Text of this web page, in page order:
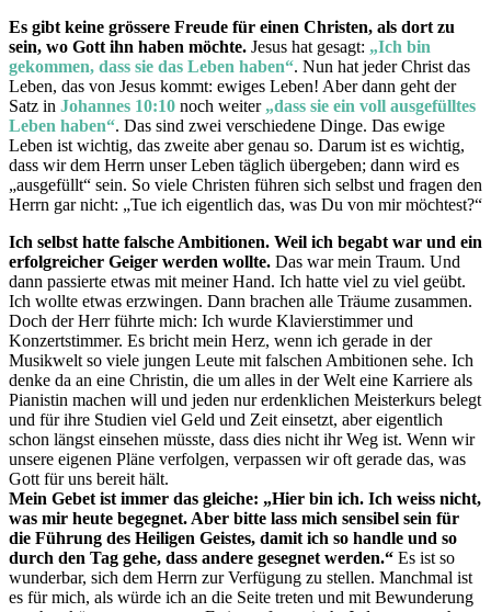
Es gibt keine grössere Freude für einen Christen, als dort zu
sein, wo Gott ihn haben möchte. Jesus hat gesagt: „Ich bin
gekommen, dass sie das Leben haben“. Nun hat jeder Christ das
Leben, das von Jesus kommt: ewiges Leben! Aber dann geht der
Satz in Johannes 10:10 noch weiter „dass sie ein voll ausgefülltes
Leben haben“. Das sind zwei verschiedene Dinge. Das ewige
Leben ist wichtig, das zweite aber genau so. Darum ist es wichtig,
dass wir dem Herrn unser Leben täglich übergeben; dann wird es
„ausgefüllt“ sein. So viele Christen führen sich selbst und fragen den
Herrn gar nicht: „Tue ich eigentlich das, was Du von mir möchtest?“
Ich selbst hatte falsche Ambitionen. Weil ich begabt war und ein
erfolgreicher Geiger werden wollte. Das war mein Traum. Und
dann passierte etwas mit meiner Hand. Ich hatte viel zu viel geübt.
Ich wollte etwas erzwingen. Dann brachen alle Träume zusammen.
Doch der Herr führte mich: Ich wurde Klavierstimmer und
Konzertstimmer. Es bricht mein Herz, wenn ich gerade in der
Musikwelt so viele jungen Leute mit falschen Ambitionen sehe. Ich
denke da an eine Christin, die um alles in der Welt eine Karriere als
Pianistin machen will und jeden nur erdenklichen Meisterkurs belegt
und für ihre Studien viel Geld und Zeit einsetzt, aber eigentlich
schon längst einsehen müsste, dass dies nicht ihr Weg ist. Wenn wir
unsere eigenen Pläne verfolgen, verpassen wir oft gerade das, was
Gott für uns bereit hält.
Mein Gebet ist immer das gleiche: „Hier bin ich. Ich weiss nicht,
was mir heute begegnet. Aber bitte lass mich sensibel sein für
die Führung des Heiligen Geistes, damit ich so handle und so
durch den Tag gehe, dass andere gesegnet werden.“ Es ist so
wunderbar, sich dem Herrn zur Verfügung zu stellen. Manchmal ist
es für mich, als würde ich an die Seite treten und mit Bewunderung